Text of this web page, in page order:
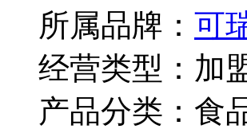
所属品牌： 可
经营类型：加
产品分类：食